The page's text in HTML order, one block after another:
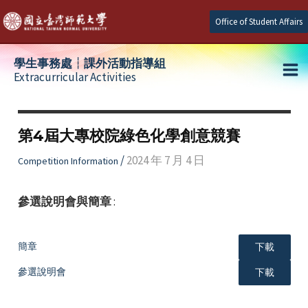
Skip
to
content
Office of Student Affairs
學生事務處┆課外活動指導組
Extracurricular Activities
第4屆大專校院綠色化學創意競賽
Competition Information /2024 年 7 月 4 日
參選說明會與簡章:
簡章 下載
參選說明會 下載